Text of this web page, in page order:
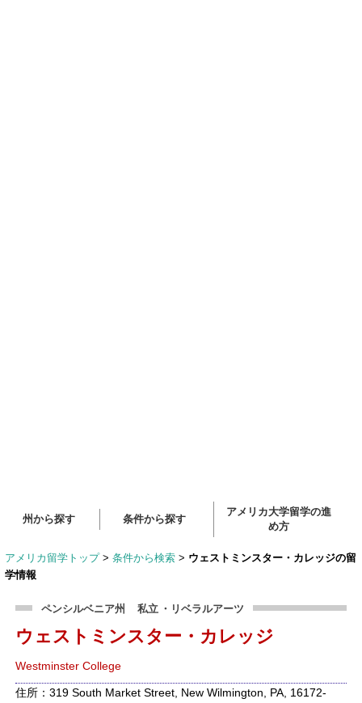
州から探す 条件から探す
アメリカ大学留学の進
め方
アメリカ留学トップ > 条件から検索 > ウェストミンスター・カレッジの留
学情報
ペンシルベニア州 私立 ・リベラルアーツ
ウェストミンスター・カレッジ
Westminster College
住所：319 South Market Street, New Wilmington, PA, 16172-